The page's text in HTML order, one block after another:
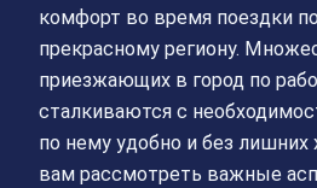
комфорт во время поездки
прекрасному региону.
приезжающих в город по
сталкиваются с
по нему удобно и без лишних
вам рассмотреть важные